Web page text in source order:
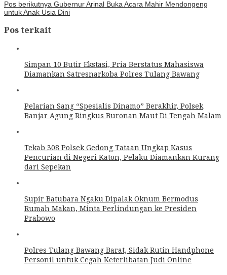
Pos berikutnya Gubernur Arinal Buka Acara Mahir Mendongeng
untuk Anak Usia Dini
Pos terkait
Simpan 10 Butir Ekstasi, Pria Berstatus Mahasiswa
Diamankan Satresnarkoba Polres Tulang Bawang
Pelarian Sang “Spesialis Dinamo” Berakhir, Polsek
Banjar Agung Ringkus Buronan Maut Di Tengah Malam
Tekab 308 Polsek Gedong Tataan Ungkap Kasus
Pencurian di Negeri Katon, Pelaku Diamankan Kurang
dari Sepekan
Supir Batubara Ngaku Dipalak Oknum Bermodus
Rumah Makan, Minta Perlindungan ke Presiden
Prabowo
Polres Tulang Bawang Barat, Sidak Rutin Handphone
Personil untuk Cegah Keterlibatan Judi Online